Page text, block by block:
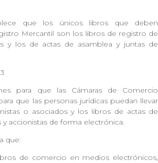
que los únicos libros que deben
Mercantil son los libros de registro de
y los de actas de asamblea y juntas de
para que las Cámaras de Comercio
que las personas jurídicas puedan llevar
o asociados y los libros de actas de
y accionistas de forma electrónica.
que:
de comercio en medios electrónicos,